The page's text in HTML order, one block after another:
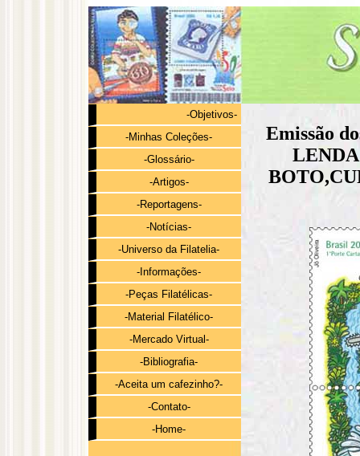
-Objetivos-
-Minhas Coleções-
-Glossário-
-Artigos-
-Reportagens-
-Notícias-
-Universo da Filatelia-
-Informações-
-Peças Filatélicas-
-Material Filatélico-
-Mercado Virtual-
-Bibliografia-
-Aceita um cafezinho?-
-Contato-
-Home-
Emissão